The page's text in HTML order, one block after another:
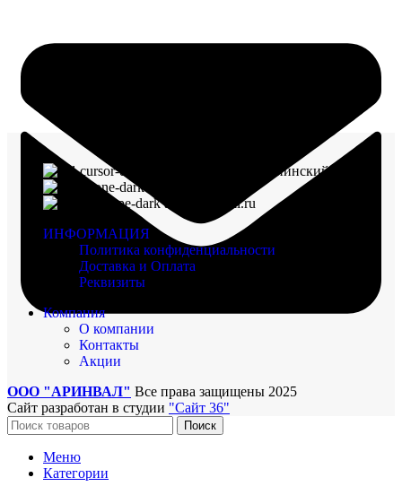
г. Воронеж, пр-кт Ленинский, д. 221
arinval@mail.ru
ИНФОРМАЦИЯ
Политика конфиденциальности
Доставка и Оплата
Реквизиты
Компания
О компании
Контакты
Акции
ООО "АРИНВАЛ" Все права защищены 2025
Сайт разработан в студии "Сайт 36"
Поиск
Меню
Категории